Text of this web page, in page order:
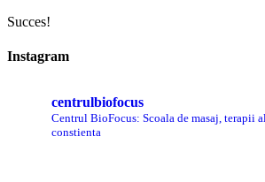
Succes!
Instagram
centrulbiofocus
Centrul BioFocus: Scoala de masaj, terapii
constienta